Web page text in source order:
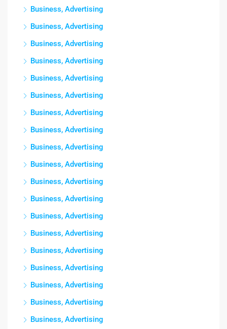
Business, Advertising
Business, Advertising
Business, Advertising
Business, Advertising
Business, Advertising
Business, Advertising
Business, Advertising
Business, Advertising
Business, Advertising
Business, Advertising
Business, Advertising
Business, Advertising
Business, Advertising
Business, Advertising
Business, Advertising
Business, Advertising
Business, Advertising
Business, Advertising
Business, Advertising